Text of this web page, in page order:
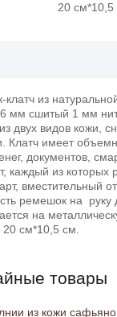
20 см*10,5
из
мм сшитый 1 мм
двух видов кожи,
Клатч имеет
документов,
каждый из которых
вместительный
ремешок на руку
на
см*10,5 см.
товары
из кожи